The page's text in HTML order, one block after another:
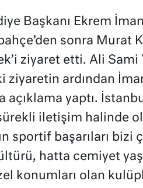
Başkanı Ekrem
sonra Murat
ziyaret etti. Ali Sami
ziyaretin ardından
açıklama yaptı.
iletişim halinde
sportif başarıları bizi
hatta cemiyet
konumları olan